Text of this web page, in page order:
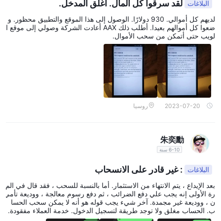
الإيداع والسحب
AAXيسمح للمستخدمين بإيداع الأصول الرقمية بدون أي رسوم ،بما في
والتحويلات الداخلية بين AAX حسابات. ومع ذلك ، فإن عمليات السحب
النقدي في البورصة تخضع لرسوم ، مع حد أدنى لمبلغ السحب. بالنسبة
لسحب عملة البيتكوين ، يتم رسم 0.0004 بيتكوين
طرق دفع متنوعة لإيداع الأموال ، بما في ذلك الطرق التقليدية مثل
رسوم التداول الخاص بالمنصة للحصول على مزيد من المعلومات.
منصات التداول
تطبيق جوال
أجهزة Android و iOS ،
السماح للمستخدمين بالوصول إلى جميع
ميزات النظام الأساسي. يمكن للمستخدمين التسجيل والتحقق من
التفاصيل الخاصة بهم والتداول مباشرة من أجهزتهم المحمولة. التطبيق
البلاغات لقد سرقوا كل المال. اغلق المدخل.
لديهم كل أموالي. 930 دولارًا. الوصول إلى هذا الموقع والتطبيق محظور. و
ضعوا كل أموالهم بعيدا. أطلب ذلك AAX أعادت الشركة وصولي إلى موقع ا
لويب حتى أتمكن من سحب الأموال.
2023-07-20 روسيا
朱奕勳
6-10 سنة
البلاغات : غير قادر على الانسحاب
بعد الإيداع ، يتم الانتهاء من الاستثمار. أما بالنسبة للسحب ، فقد قال في الم
رة الأولى إنه يجب علي دفع الضرائب ، ثم دفع رسوم معالجة ، ووديعة تأمي
ن ، ووديعة غير مجمدة. آخر شيء يجب قوله هو أنه لا يمكن سحب الحسا
ب. الحساب مغلق ولا توجد طريقة لتسجيل الدخول. خدمة العملاء مفقودة.